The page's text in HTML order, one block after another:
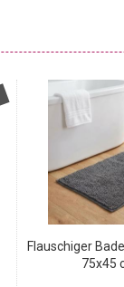
Flauschiger
75x45